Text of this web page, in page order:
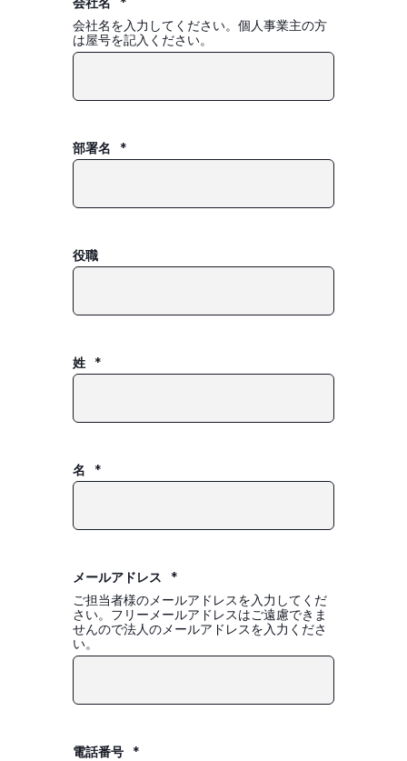
会社名を入力してください。個人事業主の方
は屋号を記入ください。
部署名 *
役職
姓 *
名 *
メールアドレス
*
ご担当者様のメールアドレスを入力してくだ
さい。フリーメールアドレスはご遠慮できま
せんので法人のメールアドレスを入力くださ
い。
電話番号
*